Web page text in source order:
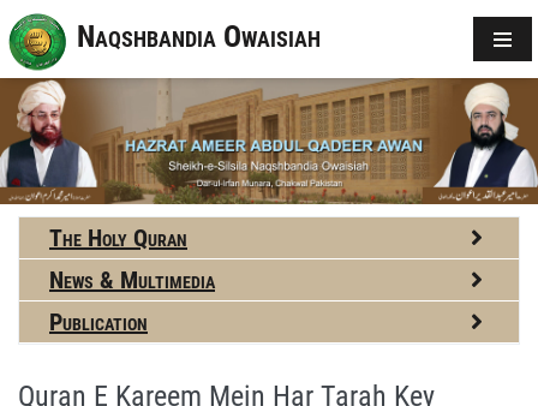
Naqshbandia Owaisiah
The Holy Quran
News & Multimedia
Publication
Quran E Kareem Mein Har Tarah Key